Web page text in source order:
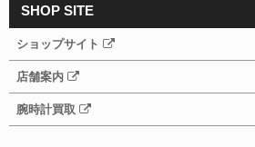
SHOP SITE
ショップサイト
店舗案内
腕時計買取